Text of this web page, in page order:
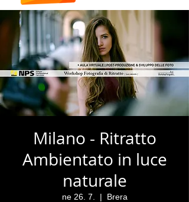
Milano - Ritratto
Ambientato in luce
naturale
ne 26. 7.
  |
Brera